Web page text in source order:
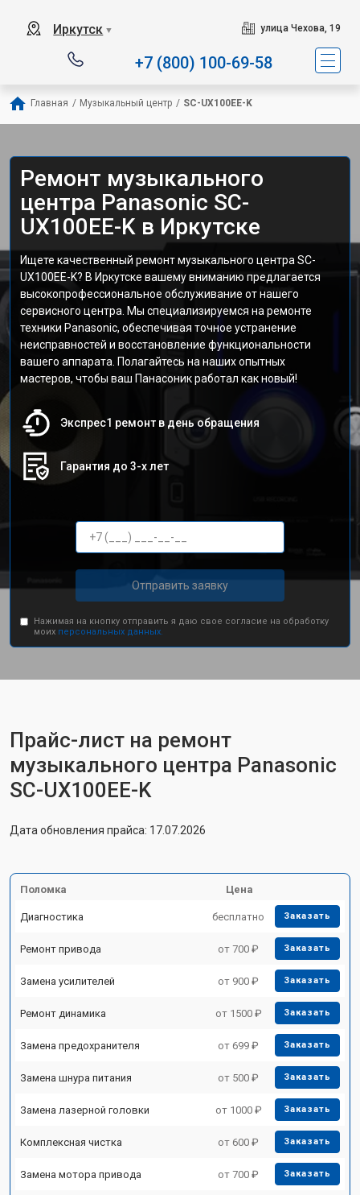
Иркутск ▼ улица Чехова, 19
+7 (800) 100-69-58
Главная / Музыкальный центр / SC-UX100EE-K
Ремонт музыкального
центра Panasonic SC-
UX100EE-K в Иркутске
Ищете качественный ремонт музыкального центра SC-
UX100EE-K? В Иркутске вашему вниманию предлагается
высокопрофессиональное обслуживание от нашего
сервисного центра. Мы специализируемся на ремонте
техники Panasonic, обеспечивая точное устранение
неисправностей и восстановление функциональности
вашего аппарата. Полагайтесь на наших опытных
мастеров, чтобы ваш Панасоник работал как новый!
Экспрес1 ремонт в день обращения
Гарантия до 3-х лет
Отправить заявку
Нажимая на кнопку отправить я даю свое согласие на обработку
моих персональных данных.
Прайс-лист на ремонт
музыкального центра Panasonic
SC-UX100EE-K
Дата обновления прайса: 17.07.2026
Поломка Цена
Диагностика бесплатно Заказать
Ремонт привода от 700 ₽ Заказать
Замена усилителей от 900 ₽ Заказать
Ремонт динамика от 1500 ₽ Заказать
Замена предохранителя от 699 ₽ Заказать
Замена шнура питания от 500 ₽ Заказать
Замена лазерной головки от 1000 ₽ Заказать
Комплексная чистка от 600 ₽ Заказать
Замена мотора привода от 700 ₽ Заказать